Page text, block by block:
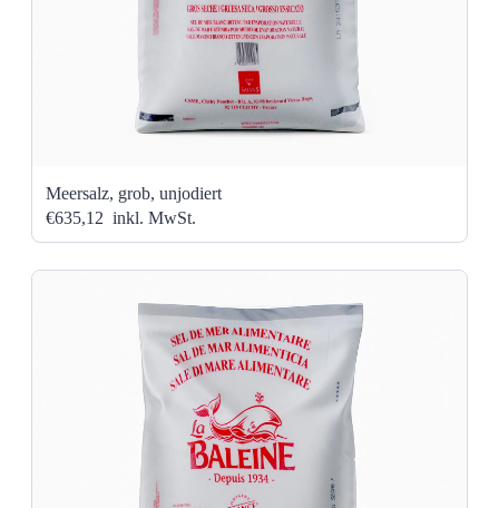
Meersalz, grob, unjodiert
€635,12 inkl. MwSt.